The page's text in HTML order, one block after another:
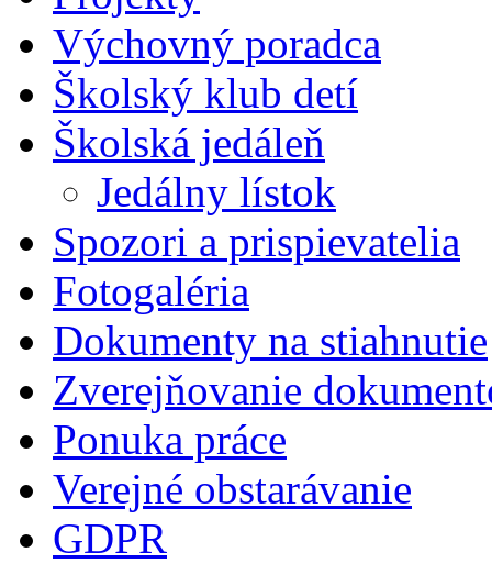
Výchovný poradca
Školský klub detí
Školská jedáleň
Jedálny lístok
Spozori a prispievatelia
Fotogaléria
Dokumenty na stiahnutie
Zverejňovanie
Ponuka práce
Verejné obstarávanie
GDPR